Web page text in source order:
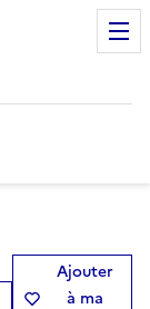
Ajouter
à ma